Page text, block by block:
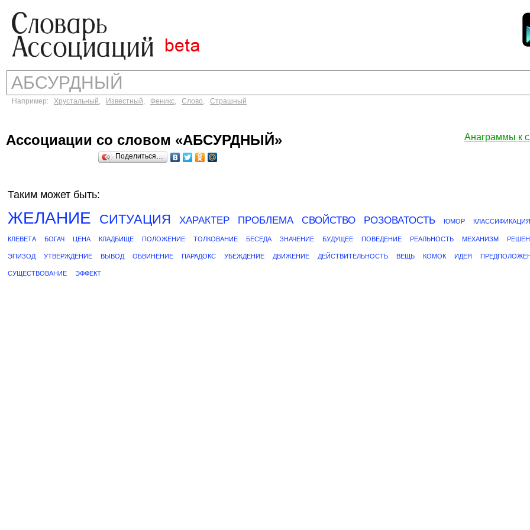
Например: Хрустальный, Известный, Феникс, Слово, Страшный
Анаграммы к
Ассоциации со словом «АБСУРДНЫЙ»
Поделиться…
Таким может быть:
ЖЕЛАНИЕ СИТУАЦИЯ ХАРАКТЕР ПРОБЛЕМА СВОЙСТВО РОЗОВАТОСТЬ ЮМОР КЛАССИФИКАЦИЯ
КЛЕВЕТА БОГАЧ ЦЕНА КЛАДБИЩЕ ПОЛОЖЕНИЕ ТОЛКОВАНИЕ БЕСЕДА ЗНАЧЕНИЕ БУДУЩЕЕ ПОВЕДЕНИЕ РЕАЛЬНОСТЬ МЕХАНИЗМ
ЭПИЗОД УТВЕРЖДЕНИЕ ВЫВОД ОБВИНЕНИЕ ПАРАДОКС УБЕЖДЕНИЕ ДВИЖЕНИЕ ДЕЙСТВИТЕЛЬНОСТЬ ВЕЩЬ КОМОК ИДЕЯ
СУЩЕСТВОВАНИЕ ЭФФЕКТ